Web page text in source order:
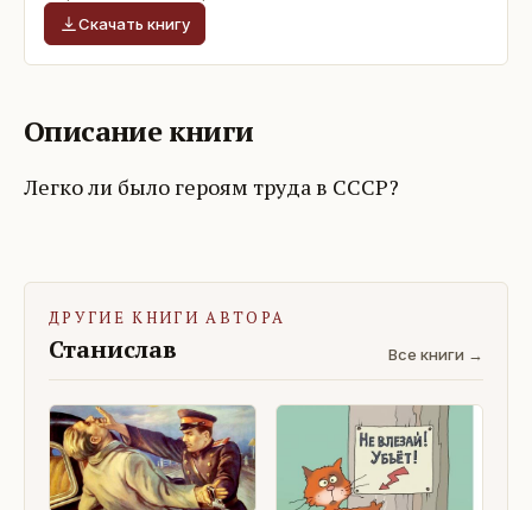
Скачать книгу
Описание книги
Легко ли было героям труда в СССР?
ДРУГИЕ КНИГИ АВТОРА
Станислав Все книги →